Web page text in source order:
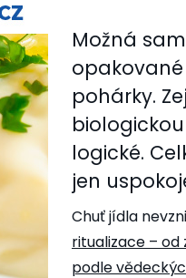
Možná
pohárky.
logické.
jen
Chuť jídla
ritualizace –
podle